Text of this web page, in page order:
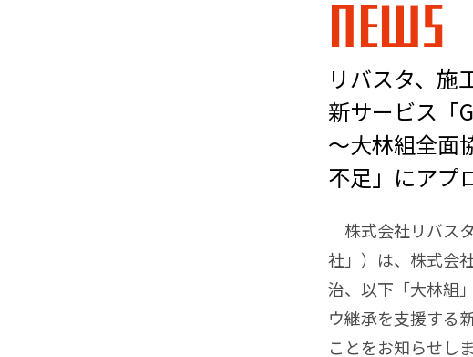
NEWS
リバスタ、施
新サービス「
～大林組全面
不足」にアプ
株式会社リバス
社」）は、株式会
治、以下「大林組
ウ継承を支援する
ことをお知らせしま